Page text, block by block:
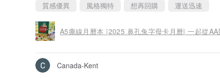
質感優異 風格獨特 想再回購 運送迅速
A5撕線月曆本 |2025 鼻孔兔字母卡月曆| 一起從
Canada-Kent